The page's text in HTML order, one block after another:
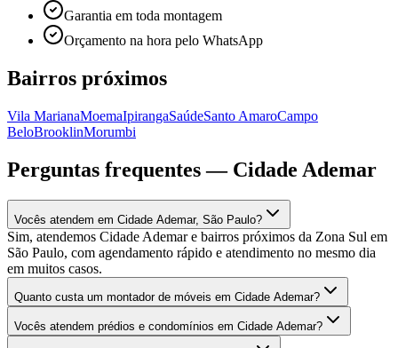
Garantia em toda montagem
Orçamento na hora pelo WhatsApp
Bairros próximos
Vila MarianaMoemaIpirangaSaúdeSanto AmaroCampo
BeloBrooklinMorumbi
Perguntas frequentes — Cidade Ademar
Vocês atendem em Cidade Ademar, São Paulo?
Sim, atendemos Cidade Ademar e bairros próximos da Zona Sul em
São Paulo, com agendamento rápido e atendimento no mesmo dia
em muitos casos.
Quanto custa um montador de móveis em Cidade Ademar?
Vocês atendem prédios e condomínios em Cidade Ademar?